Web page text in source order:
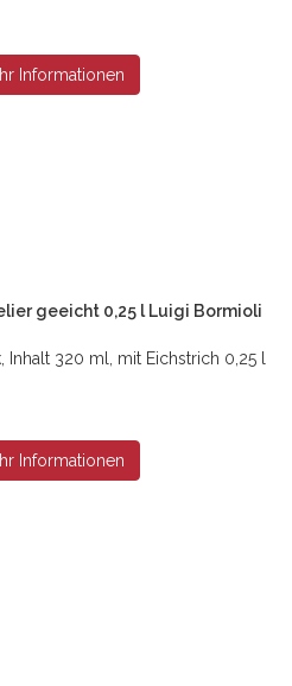
Informationen
geeicht 0,25 l Luigi Bormioli
Inhalt 320 ml, mit Eichstrich 0,25 l
Informationen